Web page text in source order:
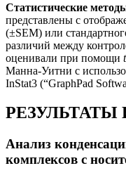
Статистические
представлены с
(±SEM) или
различий между
оценивали при помощи t
Манна-Уитни с
InStat3 (“GraphPad
Анализ
комплексов с